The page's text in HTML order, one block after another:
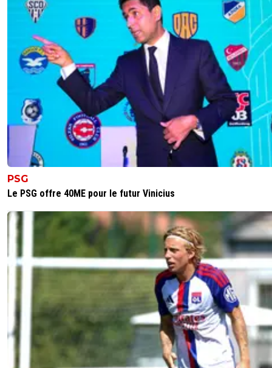
une fois à la rue au sujet de Textor.
Cela vous apprendra à gober ce que disent les
0+ Répondre
Maubelan-OL 13 mai 2026 à 10:24 +
Il y a des mecs comme ça , dans la m....de jusqu'au cou ,
continuent à chanter .
Répondre
C'est le propre de l'emblème français 🐓 😂
0+ Répondre
dirtyshady41 13 mai 2026 à 11:57 +1898
Textor est un coq. Le seul animal capable de
pieds dans la merde.
Répondre
13 mai 2026 à 14:24 + 1611
Et... il y a ceux qui ne savent pas que leur club est
merde.
PSG
Le PSG offre 40ME pour le futur Vinicius